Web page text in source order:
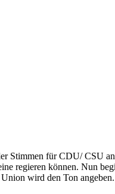
Stimmen für CDU/ CSU
regieren können. Nun
wird den Ton